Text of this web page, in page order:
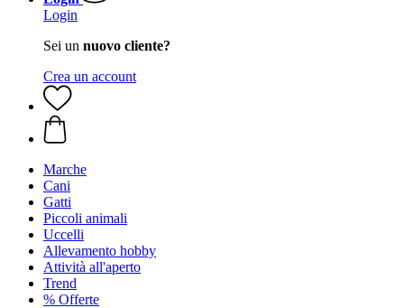
Login
Sei un nuovo cliente?
Crea un account
Marche
Cani
Gatti
Piccoli animali
Uccelli
Allevamento hobby
Attività all'aperto
Trend
% Offerte